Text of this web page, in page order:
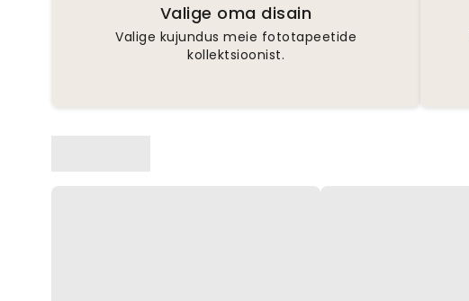
Valige oma disain
Valige kujundus meie fototapeetide
kollektsioonist.